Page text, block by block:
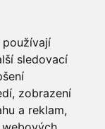
sledovací
zobrazení
a reklam,